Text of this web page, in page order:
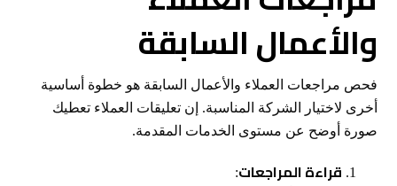
والأعمال السابقة
فحص مراجعات العملاء والأعمال السابقة هو خطوة أساسية
أخرى لاختيار الشركة المناسبة. إن تعليقات العملاء تعطيك
صورة أوضح عن مستوى الخدمات المقدمة.
قراءة المراجعات: